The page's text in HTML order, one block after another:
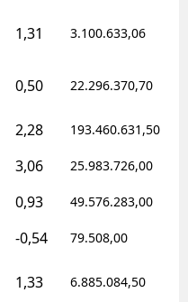
1,31 3.100.633,06
0,50 22.296.370,70
2,28 193.460.631,50
3,06 25.983.726,00
0,93 49.576.283,00
-0,54 79.508,00
1,33 6.885.084,50